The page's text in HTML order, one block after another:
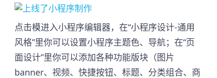
点击模进入小程序编辑器，在“小程序设计-通用
风格”里你可以设置小程序主题色、导航；在“页
面设计”里你可以添加各种功能版块（图片
banner、视频、快捷按钮、标题、分类组合、商